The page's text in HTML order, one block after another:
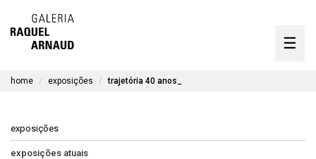
☰
home exposições trajetória 40 anos_
exposições
exposições atuais